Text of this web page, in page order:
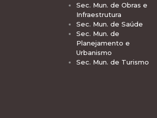
Sec. Mun. de Obras e
Infraestrutura
Sec. Mun. de Saúde
Sec. Mun. de
Planejamento e
Urbanismo
Sec. Mun. de Turismo